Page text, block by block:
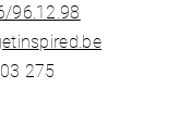
96.12.98​
275